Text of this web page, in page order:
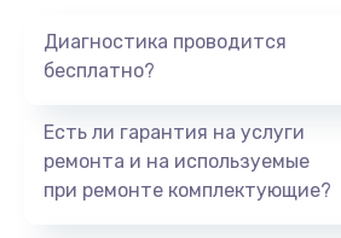
Диагностика проводится
бесплатно?
Есть ли гарантия на услуги
ремонта и на используемые
при ремонте комплектующие?